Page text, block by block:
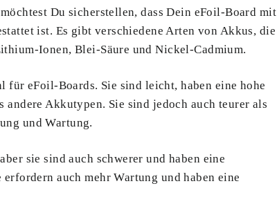
Du sicherstellen, dass Dein eFoil-Board mit
ist. Es gibt verschiedene Arten von Akkus, die
Ionen, Blei-Säure und Nickel-Cadmium.
eFoil-Boards. Sie sind leicht, haben eine hohe
Akkutypen. Sie sind jedoch auch teurer als
und Wartung.
sie sind auch schwerer und haben eine
auch mehr Wartung und haben eine